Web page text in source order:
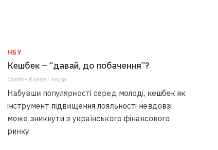
НБУ
Кешбек – “давай, до побачення”?
Статті • Влада i люди
Набувши популярності серед молоді, кешбек як
інструмент підвищення лояльності невдовзі
може зникнути з українського фінансового
ринку